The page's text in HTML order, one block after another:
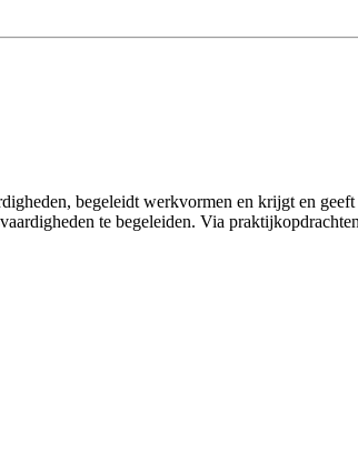
begeleidt werkvormen en krijgt en
te begeleiden. Via